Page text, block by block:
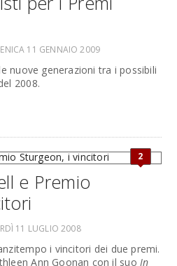
11 GENNAIO 2009
nuove generazioni tra i possibili
2008.
2
e Premio
11 LUGLIO 2008
i vincitori dei due premi.
Ann Goonan con il suo In